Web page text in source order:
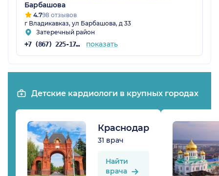
Барбашова
4.798 отзывов
г Владикавказ, ул Барбашова, д 33
Затеречный район
+7 (867) 225-17-87 показать
Детские кардиологи в крупных городах
Краснодар
31 врач
Найти
врача